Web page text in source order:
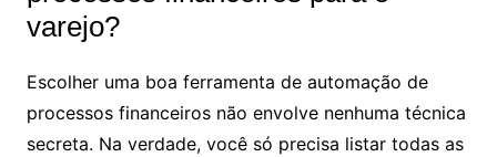
varejo?
Escolher uma boa ferramenta de automação de
processos financeiros não envolve nenhuma técnica
secreta. Na verdade, você só precisa listar todas as